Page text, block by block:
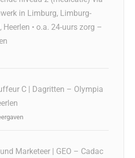
in Limburg, Limburg-
Heerlen • o.a. 24-uurs zorg –
C | Dagritten – Olympia
Marketeer | GEO – Cadac